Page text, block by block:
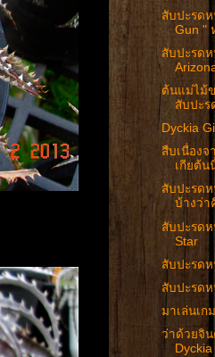
สับปะรดห
Gun "
สับปะรด
ต้นแม่ไม้
สับปะร
Dyckia
สืบเนื่อง
เกียต้น
สับปะรด
บ้างว่า
สับปะรด
Star
สับปะรด
สับปะรด
มาเล่นเก
ว่าด้วยจิ
Dyckia